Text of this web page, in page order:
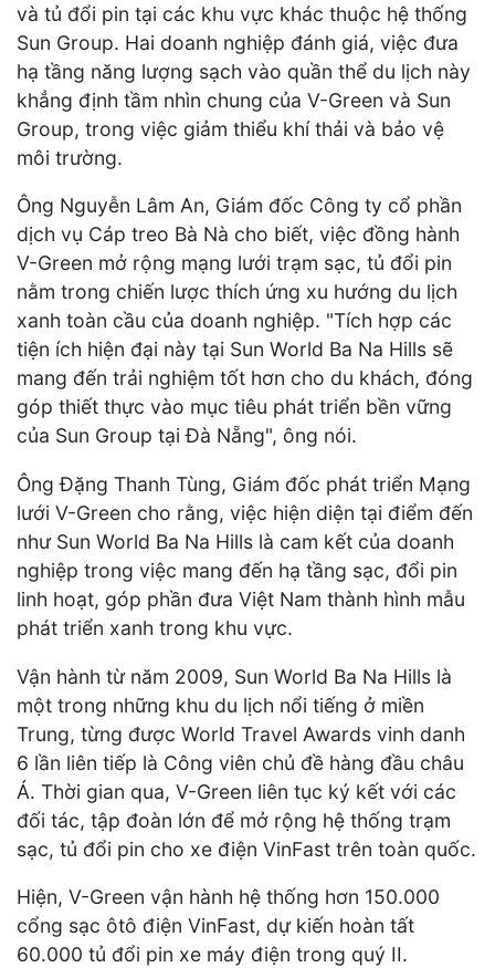
và tủ đổi pin tại các khu vực khác thuộc hệ thống
Sun Group. Hai doanh nghiệp đánh giá, việc đưa
hạ tầng năng lượng sạch vào quần thể du lịch này
khẳng định tầm nhìn chung của V-Green và Sun
Group, trong việc giảm thiểu khí thải và bảo vệ
môi trường.
Ông Nguyễn Lâm An, Giám đốc Công ty cổ phần
dịch vụ Cáp treo Bà Nà cho biết, việc đồng hành
V-Green mở rộng mạng lưới trạm sạc, tủ đổi pin
nằm trong chiến lược thích ứng xu hướng du lịch
xanh toàn cầu của doanh nghiệp. "Tích hợp các
tiện ích hiện đại này tại Sun World Ba Na Hills sẽ
mang đến trải nghiệm tốt hơn cho du khách, đóng
góp thiết thực vào mục tiêu phát triển bền vững
của Sun Group tại Đà Nẵng", ông nói.
Ông Đặng Thanh Tùng, Giám đốc phát triển Mạng
lưới V-Green cho rằng, việc hiện diện tại điểm đến
như Sun World Ba Na Hills là cam kết của doanh
nghiệp trong việc mang đến hạ tầng sạc, đổi pin
linh hoạt, góp phần đưa Việt Nam thành hình mẫu
phát triển xanh trong khu vực.
Vận hành từ năm 2009, Sun World Ba Na Hills là
một trong những khu du lịch nổi tiếng ở miền
Trung, từng được World Travel Awards vinh danh
6 lần liên tiếp là Công viên chủ đề hàng đầu châu
Á. Thời gian qua, V-Green liên tục ký kết với các
đối tác, tập đoàn lớn để mở rộng hệ thống trạm
sạc, tủ đổi pin cho xe điện VinFast trên toàn quốc.
Hiện, V-Green vận hành hệ thống hơn 150.000
cổng sạc ôtô điện VinFast, dự kiến hoàn tất
60.000 tủ đổi pin xe máy điện trong quý II.